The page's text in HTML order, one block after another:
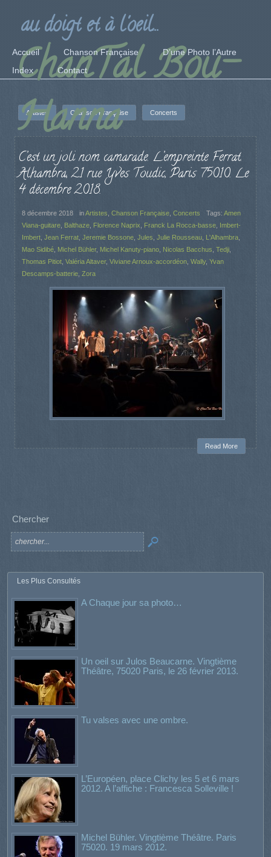
ChanTal Bou-
Hanna
au doigt et à l'oeil...
Accueil Chanson Française
D’une Photo l’Autre
Index
Contact
Artistes Chanson Française Concerts
C’est un joli nom camarade. L’empreinte Ferrat.
Alhambra, 21 rue Yves Toudic, Paris 75010. Le
4 décembre 2018.
8 décembre 2018 inArtistes Chanson Française Concerts Tags: Amen
Viana-guitare Balthaze Florence Naprix Franck La Rocca-basse Imbert-
Imbert Jean Ferrat Jeremie Bossone Jules Julie Rousseau L'Alhambra
Mao Sidibé Michel Bühler, Michel Kanuty-piano Nicolas Bacchus Tedji
Thomas Pitiot Valéria Altaver, Viviane Arnoux-accordéon Wally, Yvan
Descamps-batterie Zora
Read More
Chercher
Les Plus Consultés
A Chaque jour sa photo…
Un oeil sur Julos Beaucarne. Vingtième
Théâtre, 75020 Paris, le 26 février 2013.
Tu valses avec une ombre.
L’Européen, place Clichy les 5 et 6 mars
2012. A l’affiche : Francesca Solleville !
Michel Bühler. Vingtième Théâtre. Paris
75020. 19 mars 2012.